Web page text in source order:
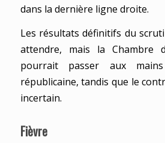
dans la dernière ligne droite.
Les résultats définitifs du
attendre, mais la Chambre
pourrait passer aux
républicaine, tandis que le
incertain.
Fièvre